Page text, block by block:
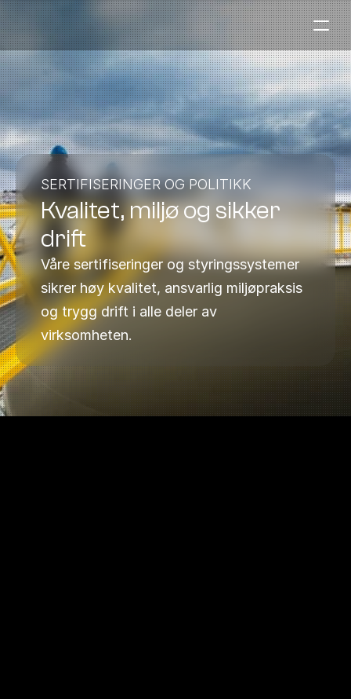
Marine
Auto & Industri
Bensinstasjoner
Tankingskort
Våre Produkter
Om Selskapet
Bærekraft
Kontakt oss
SERTIFISERINGER OG POLITIKK
Kvalitet, miljø og sikker
drift
Våre sertifiseringer og styringssystemer
sikrer høy kvalitet, ansvarlig miljøpraksis
og trygg drift i alle deler av
virksomheten.